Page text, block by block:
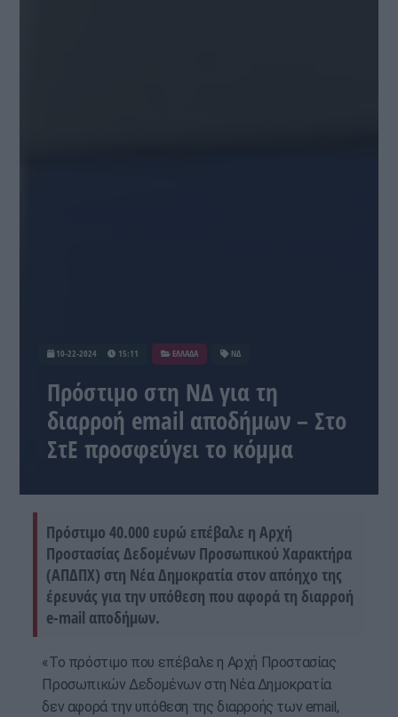
10-22-2024 15:11 ΕΛΛΑΔΑ ΝΔ
Πρόστιμο στη ΝΔ για τη
διαρροή email αποδήμων – Στο
ΣτΕ προσφεύγει το κόμμα
Πρόστιμο 40.000 ευρώ επέβαλε η Αρχή
Προστασίας Δεδομένων Προσωπικού Χαρακτήρα
(ΑΠΔΠΧ) στη Νέα Δημοκρατία στον απόηχο της
έρευνάς για την υπόθεση που αφορά τη διαρροή
e-mail αποδήμων.
«Το πρόστιμο που επέβαλε η Αρχή Προστασίας
Προσωπικών Δεδομένων στη Νέα Δημοκρατία
δεν αφορά την υπόθεση της διαρροής των email,